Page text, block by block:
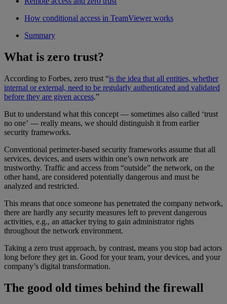
How conditional access in TeamViewer works
Summary
What is zero trust?
According to Forbes, zero trust “is the idea that all entities, whether
internal or external, need to be regularly authenticated and validated
before they are given access.”
But to understand what this concept — sometimes also called ‘trust
no one’ — really means, we should distinguish it from earlier
security frameworks.
Conventional perimeter-based security frameworks assume that all
services, devices, and users within one’s own network are
trustworthy. Traffic and access from “outside” the network, on the
other hand, are considered potentially dangerous and must be
analyzed and restricted.
This means that once someone has penetrated the company network,
there are hardly any security measures left to prevent dangerous
activities, e.g., an attacker trying to gain administrator rights
throughout the network environment.
Taking a zero trust approach, by contrast, means you stop bad actors
long before they get in. Good for your team, your devices, and your
company’s digital transformation.
The good old times behind the firewall